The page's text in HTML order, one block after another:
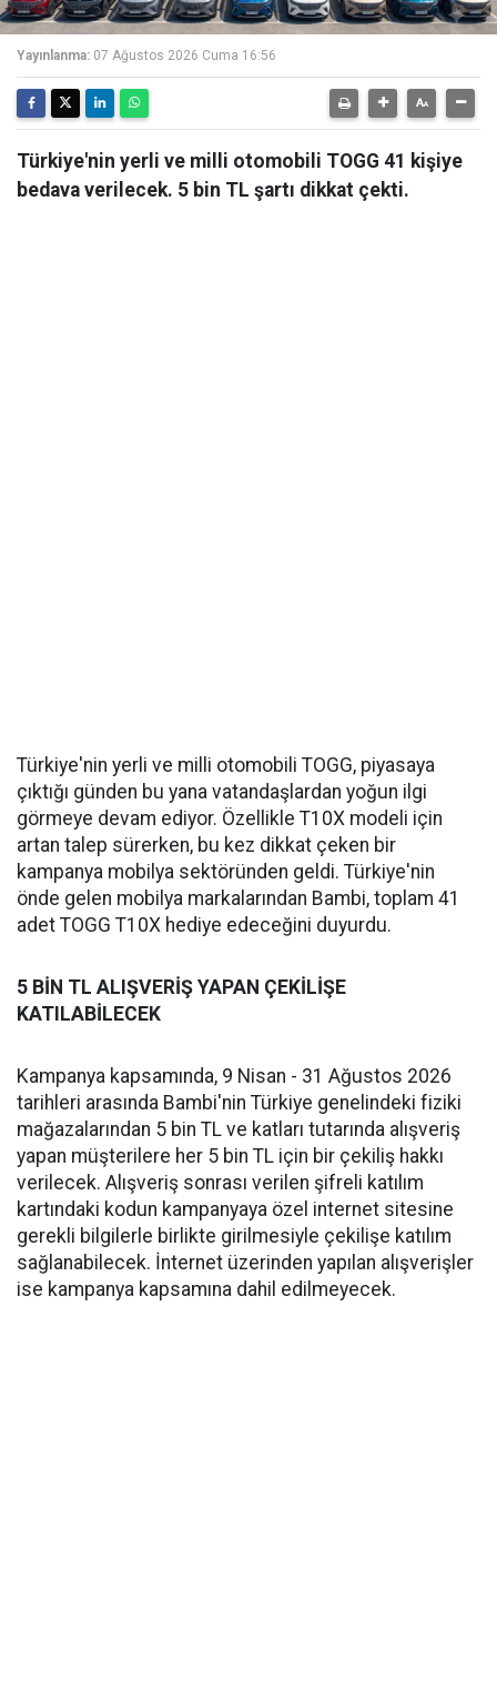
Yayınlanma: 07 Ağustos 2026 Cuma 16:56
Türkiye'nin yerli ve milli otomobili TOGG 41 kişiye
bedava verilecek. 5 bin TL şartı dikkat çekti.
Türkiye'nin yerli ve milli otomobili TOGG, piyasaya
çıktığı günden bu yana vatandaşlardan yoğun ilgi
görmeye devam ediyor. Özellikle T10X modeli için
artan talep sürerken, bu kez dikkat çeken bir
kampanya mobilya sektöründen geldi. Türkiye'nin
önde gelen mobilya markalarından Bambi, toplam 41
adet TOGG T10X hediye edeceğini duyurdu.
5 BİN TL ALIŞVERİŞ YAPAN ÇEKİLİŞE
KATILABİLECEK
Kampanya kapsamında, 9 Nisan - 31 Ağustos 2026
tarihleri arasında Bambi'nin Türkiye genelindeki fiziki
mağazalarından 5 bin TL ve katları tutarında alışveriş
yapan müşterilere her 5 bin TL için bir çekiliş hakkı
verilecek. Alışveriş sonrası verilen şifreli katılım
kartındaki kodun kampanyaya özel internet sitesine
gerekli bilgilerle birlikte girilmesiyle çekilişe katılım
sağlanabilecek. İnternet üzerinden yapılan alışverişler
ise kampanya kapsamına dahil edilmeyecek.